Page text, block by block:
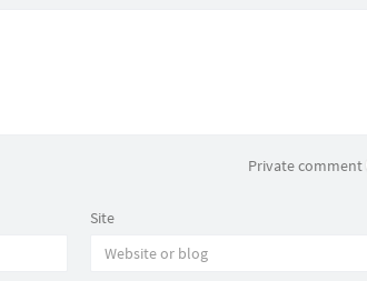
Private comment
Site